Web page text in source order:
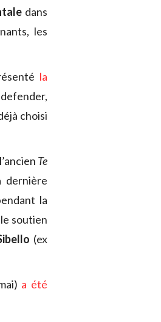
dans
les
la
choisi
Te
dernière
la
soutien
(ex
a été